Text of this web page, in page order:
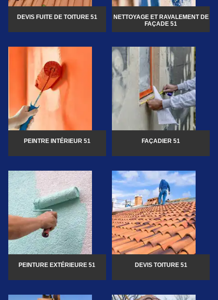
DEVIS FUITE DE TOITURE 51
NETTOYAGE ET RAVALEMENT DE
FAÇADE 51
PEINTRE INTÉRIEUR 51 FAÇADIER 51
PEINTURE EXTÉRIEURE 51 DEVIS TOITURE 51